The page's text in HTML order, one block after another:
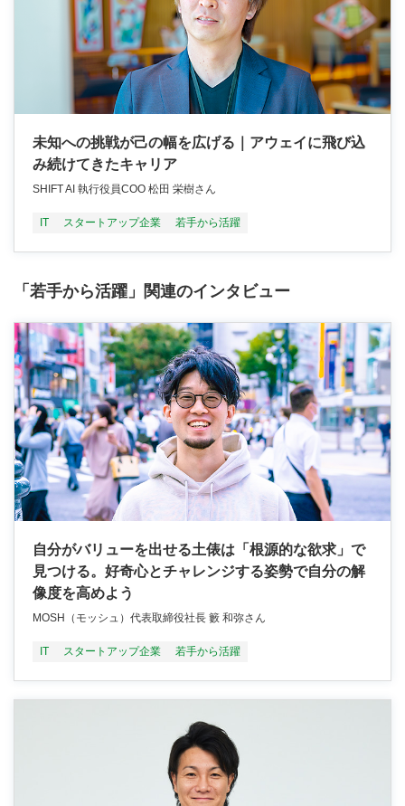
未知への挑戦が己の幅を広げる｜アウェイに飛び込
み続けてきたキャリア
SHIFT AI 執行役員COO 松田 栄樹さん
IT スタートアップ企業 若手から活躍
「若手から活躍」関連のインタビュー
自分がバリューを出せる土俵は「根源的な欲求」で
見つける。好奇心とチャレンジする姿勢で自分の解
像度を高めよう
MOSH（モッシュ）代表取締役社長 籔 和弥さん
IT スタートアップ企業 若手から活躍